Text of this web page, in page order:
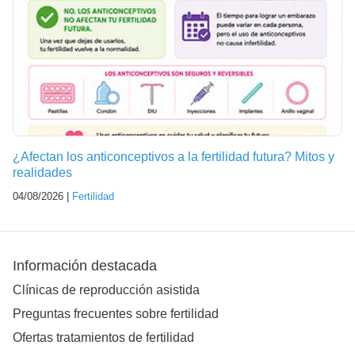
¿Afectan los anticonceptivos a la fertilidad futura? Mitos y
realidades
04/08/2026 | Fertilidad
Información destacada
Clínicas de reproducción asistida
Preguntas frecuentes sobre fertilidad
Ofertas tratamientos de fertilidad